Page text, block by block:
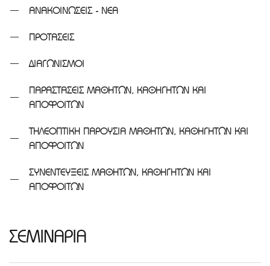
ΑΝΑΚΟΙΝΩΣΕΙΣ - ΝΕΑ
ΠΡΟΤΑΣΕΙΣ
ΔΙΑΓΩΝΙΣΜΟΙ
ΠΑΡΑΣΤΑΣΕΙΣ ΜΑΘΗΤΩΝ, ΚΑΘΗΓΗΤΩΝ ΚΑΙ
ΑΠΟΦΟΙΤΩΝ
ΤΗΛΕΟΠΤΙΚΗ ΠΑΡΟΥΣΙΑ ΜΑΘΗΤΩΝ, ΚΑΘΗΓΗΤΩΝ ΚΑΙ
ΑΠΟΦΟΙΤΩΝ
ΣΥΝΕΝΤΕΥΞΕΙΣ ΜΑΘΗΤΩΝ, ΚΑΘΗΓΗΤΩΝ ΚΑΙ
ΑΠΟΦΟΙΤΩΝ
ΣΕΜΙΝΑΡΙΑ